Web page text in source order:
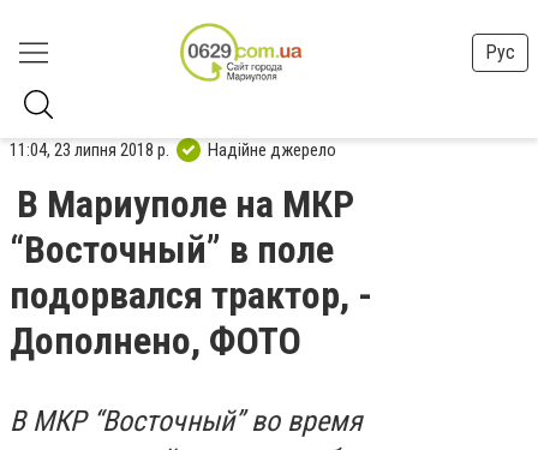
Рус
11:04, 23 липня 2018 р. Надійне джерело
В Мариуполе на МКР
“Восточный” в поле
подорвался трактор, -
Дополнено, ФОТО
В МКР “Восточный” во время